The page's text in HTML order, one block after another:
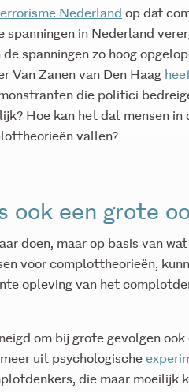
Nederland op dat
in Nederland
spanningen zo hoog
Van Zanen van Den Haag
die politici
Hoe kan het dat mensen in
vallen?
ook een grote
doen, maar op basis van
voor complottheorieën,
opleving van het
om bij grote gevolgen ook
uit psychologische
die maar moeilijk